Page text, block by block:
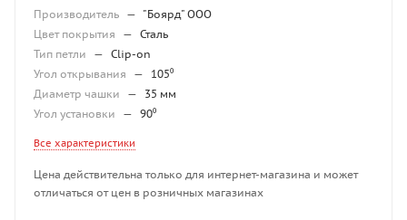
Производитель — "Боярд" ООО
Цвет покрытия
— Сталь
Тип петли
— Clip-on
Угол открывания
—
105⁰
Диаметр чашки
—
35 мм
Угол установки
— 90⁰
Все характеристики
Цена действительна только для интернет-магазина и может
отличаться от цен в розничных магазинах